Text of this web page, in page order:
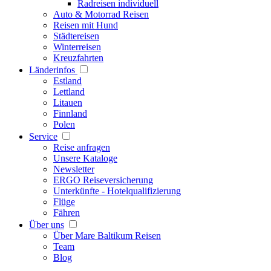
Radreisen individuell
Auto & Motorrad Reisen
Reisen mit Hund
Städtereisen
Winterreisen
Kreuzfahrten
Länderinfos
Estland
Lettland
Litauen
Finnland
Polen
Service
Reise anfragen
Unsere Kataloge
Newsletter
ERGO Reiseversicherung
Unterkünfte - Hotelqualifizierung
Flüge
Fähren
Über uns
Über Mare Baltikum Reisen
Team
Blog